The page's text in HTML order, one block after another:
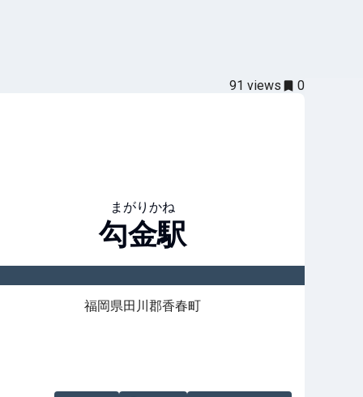
91 views 0
まがりかね
勾金駅
福岡県田川郡香春町